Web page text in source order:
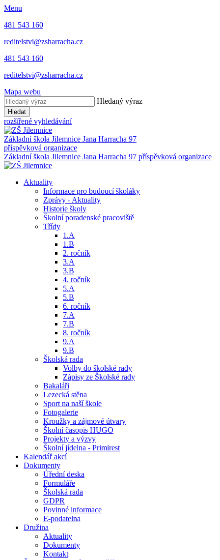
Menu
481 543 160
reditelstvi@zsharracha.cz
481 543 160
reditelstvi@zsharracha.cz
Mapa webu
Hledaný výraz
Hledat
rozšířené vyhledávání
Základní škola Jilemnice Jana Harracha 97
příspěvková organizace
Základní škola Jilemnice Jana Harracha 97 příspěvková organizace
Aktuality
Informace pro budoucí školáky
Zprávy - Aktuality
Historie školy
Školní poradenské pracoviště
Třídy
1.A
1.B
2. ročník
3.A
3.B
4. ročník
5.A
5.B
6. ročník
7.A
7.B
8. ročník
9.A
9.B
Školská rada
Volby do školské rady
Zápisy ze Školské rady
Bakaláři
Lezecká stěna
Sport na naší škole
Fotogalerie
Kroužky a zájmové útvary
Školní časopis HUGO
Projekty a výzvy
Školní jídelna - Primirest
Kalendář akcí
Dokumenty
Úřední deska
Formuláře
Školská rada
GDPR
Povinné informace
E-podatelna
Družina
Aktuality
Dokumenty
Kontakt